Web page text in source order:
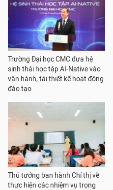
Trường Đại học CMC đưa hệ
sinh thái học tập AI-Native vào
vận hành, tái thiết kế hoạt động
đào tạo
Thủ tướng ban hành Chỉ thị về
thực hiện các nhiệm vụ trọng